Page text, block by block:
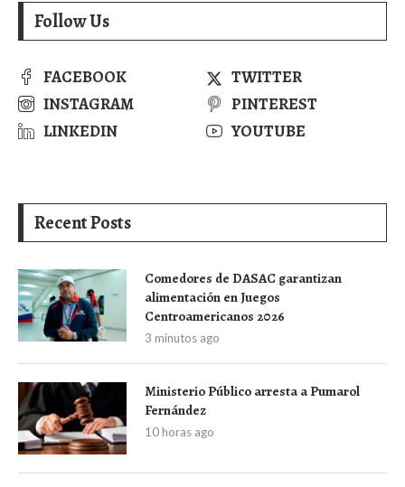
Follow Us
FACEBOOK
TWITTER
INSTAGRAM
PINTEREST
LINKEDIN
YOUTUBE
Recent Posts
Comedores de DASAC garantizan
alimentación en Juegos
Centroamericanos 2026
3 minutos ago
Ministerio Público arresta a Pumarol
Fernández
10 horas ago